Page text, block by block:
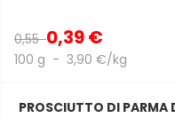
0,550,39 €
100 g - 3,90 €/kg
PROSCIUTTO DI PARMA